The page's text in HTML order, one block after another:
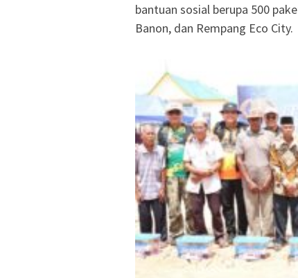
bantuan sosial berupa 500
Banon, dan Rempang Eco City.